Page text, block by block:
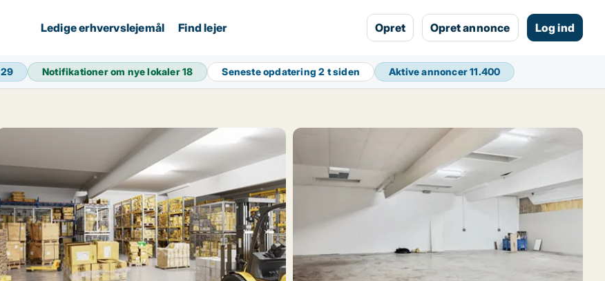
Ledige erhvervslejemål Find lejer Opret Opret annonce Log ind
29 Notifikationer om nye lokaler18 Seneste opdatering2 t siden Aktive annoncer11.400